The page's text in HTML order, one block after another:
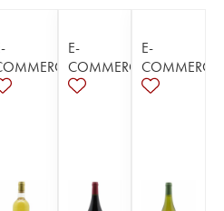
E-
COMMERCE
E-
COMMERCE